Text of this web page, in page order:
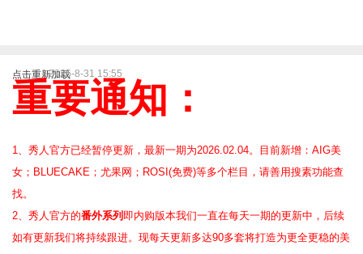
点击重新加载2025-8-31 15:55
重要通知：
1、秀人官方已经暂停更新，最新一期为2026.02.04。目前新增：AIG美
女；BLUECAKE；尤果网；ROSI(免费)等多个栏目，请善用搜素功能查
找。
2、 秀人官方的番外系列 即内购版本我们一直在每天一期的更新中，后续
如有更新我们将持续跟进。现每天更新多达90多套将打造为更全更稳的美